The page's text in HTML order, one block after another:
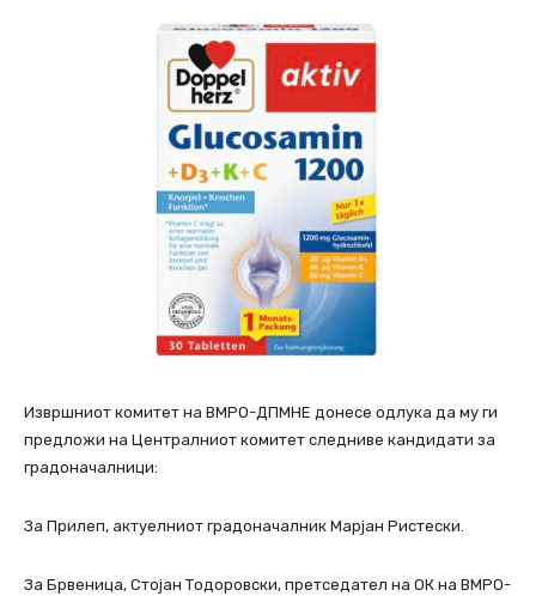
Извршниот комитет на ВМРО-ДПМНЕ донесе одлука да му ги
предложи на Централниот комитет следниве кандидати за
градоначалници:
За Прилеп, актуелниот градоначалник Марјан Ристески.
За Брвеница, Стојан Тодоровски, претседател на ОК на ВМРО-